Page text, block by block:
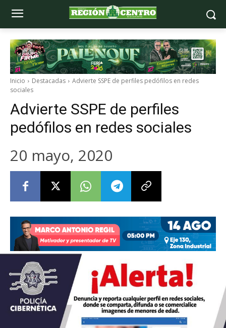
Inicio Destacadas
Advierte SSPE de perfiles pedófilos en redes
sociales
Advierte SSPE de perfiles
pedófilos en redes sociales
20 mayo, 2020